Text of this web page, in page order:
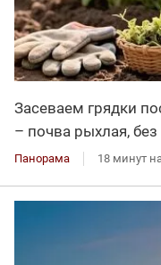
Засеваем грядки
– почва рыхлая,
Панорама 18 минут